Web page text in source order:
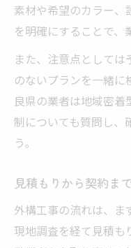
素材や希望のカラー、
を明確にすることで、
また、注意点として
のないプランを一緒に
良県の業者は地域密
制についても質問し、
う。
見積もりから契約ま
外構工事の流れは、ま
現地調査を経て見積も